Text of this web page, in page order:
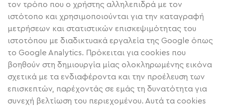
τον τρόπο που ο χρήστης αλληλεπιδρά με τον
ιστότοπο και χρησιμοποιούνται για την καταγραφή
μετρήσεων και στατιστικών επισκεψιμότητας του
ιστοτόπου με διαδικτυακά εργαλεία της Google όπως
το Google Analytics. Πρόκειται για cookies που
βοηθούν στη δημιουργία μίας ολοκληρωμένης εικόνα
σχετικά με τα ενδιαφέροντα και την προέλευση των
επισκεπτών, παρέχοντάς σε εμάς τη δυνατότητα για
συνεχή βελτίωση του περιεχομένου. Αυτά τα cookies